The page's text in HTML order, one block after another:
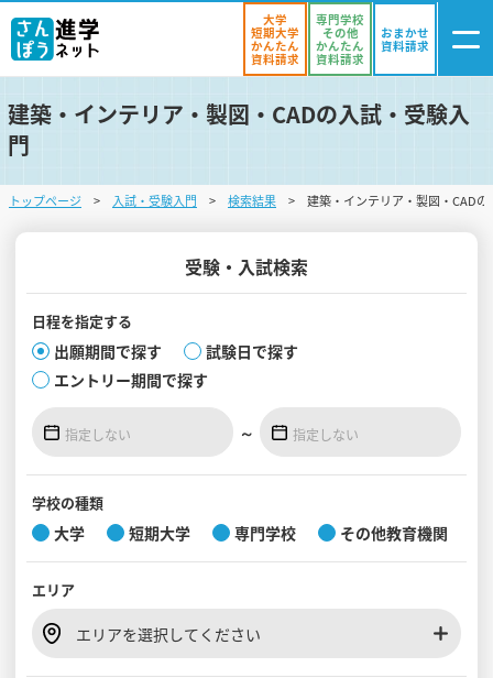
学校を探す
オープンキャンパスを探す
入試・受験入門
見学会WEB手引書
大学
短期大学
かんたん
資料請求
専門学校
その他
かんたん
資料請求
おまかせ
資料請求
建築・インテリア・製図・CADの入試・受験入
門
トップページ 入試・受験入門 検索結果 建築・インテリア・製図・CAD
受験・入試検索
日程を指定する
出願期間で探す
試験日で探す
エントリー期間で探す
～
学校の種類
大学 短期大学 専門学校 その他教育機関
エリア
エリアを選択してください